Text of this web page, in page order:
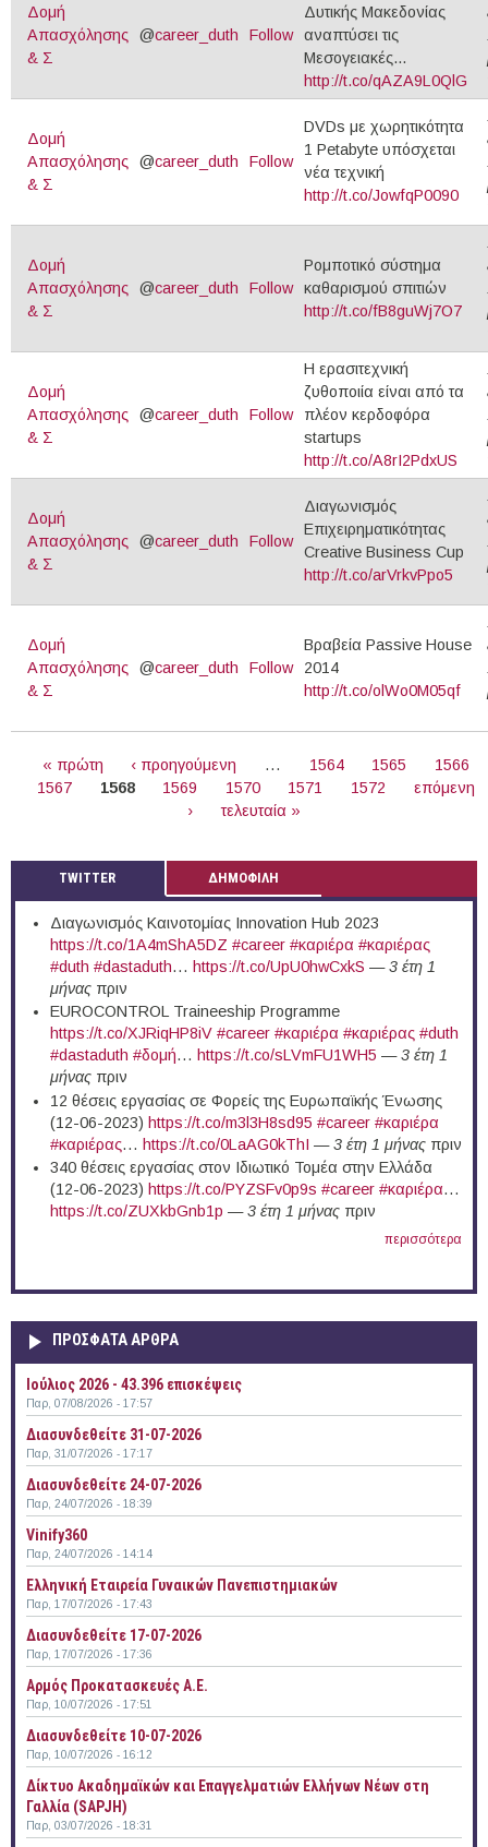
Δομή
Απασχόλησης
& Σ
@career_duth Follow
Δυτικής Μακεδονίας
αναπτύσει τις
Μεσογειακές...
http://t.co/qAZA9L0QlG
Δομή
Απασχόλησης
& Σ
@career_duth Follow
DVDs με χωρητικότητα
1 Petabyte υπόσχεται
νέα τεχνική
http://t.co/JowfqP0090
Δομή
Απασχόλησης
& Σ
@career_duth Follow
Ρομποτικό σύστημα
καθαρισμού σπιτιών
http://t.co/fB8guWj7O7
Δομή
Απασχόλησης
& Σ
@career_duth Follow
Η ερασιτεχνική
ζυθοποιία είναι από τα
πλέον κερδοφόρα
startups
http://t.co/A8rI2PdxUS
Δομή
Απασχόλησης
& Σ
@career_duth Follow
Διαγωνισμός
Επιχειρηματικότητας
Creative Business Cup
http://t.co/arVrkvPpo5
Δομή
Απασχόλησης
& Σ
@career_duth Follow
Βραβεία Passive House
2014
http://t.co/olWo0M05qf
« πρώτη ‹ προηγούμενη … 1564 1565
1566
1567
1568 1569 1570 1571 1572
επόμενη
›
τελευταία »
TWITTER ΔΗΜΟΦΙΛΗ
Διαγωνισμός Καινοτομίας Innovation Hub 2023
https://t.co/1A4mShA5DZ #career #καριέρα #καριέρας
#duth #dastaduth… https://t.co/UpU0hwCxkS —3 έτη 1
μήναςπριν
EUROCONTROL Traineeship Programme
https://t.co/XJRiqHP8iV #career #καριέρα #καριέρας #duth
#dastaduth #δομή… https://t.co/sLVmFU1WH5 —3 έτη 1
μήναςπριν
12 θέσεις εργασίας σε Φορείς της Ευρωπαϊκής Ένωσης
(12-06-2023) https://t.co/m3l3H8sd95 #career #καριέρα
#καριέρας… https://t.co/0LaAG0kThI —3 έτη 1 μήναςπριν
340 θέσεις εργασίας στον Ιδιωτικό Τομέα στην Ελλάδα
(12-06-2023) https://t.co/PYZSFv0p9s #career #καριέρα…
https://t.co/ZUXkbGnb1p —3 έτη 1 μήναςπριν
περισσότερα
ΠΡΟΣΦΑΤΑ ΑΡΘΡΑ
Ιούλιος 2026 - 43.396 επισκέψεις
Παρ, 07/08/2026 - 17:57
Διασυνδεθείτε 31-07-2026
Παρ, 31/07/2026 - 17:17
Διασυνδεθείτε 24-07-2026
Παρ, 24/07/2026 - 18:39
Vinify360
Παρ, 24/07/2026 - 14:14
Ελληνική Εταιρεία Γυναικών Πανεπιστημιακών
Παρ, 17/07/2026 - 17:43
Διασυνδεθείτε 17-07-2026
Παρ, 17/07/2026 - 17:36
Αρμός Προκατασκευές Α.Ε.
Παρ, 10/07/2026 - 17:51
Διασυνδεθείτε 10-07-2026
Παρ, 10/07/2026 - 16:12
Δίκτυο Ακαδημαϊκών και Επαγγελματιών Ελλήνων Νέων στη
Γαλλία (SAPJH)
Παρ, 03/07/2026 - 18:31